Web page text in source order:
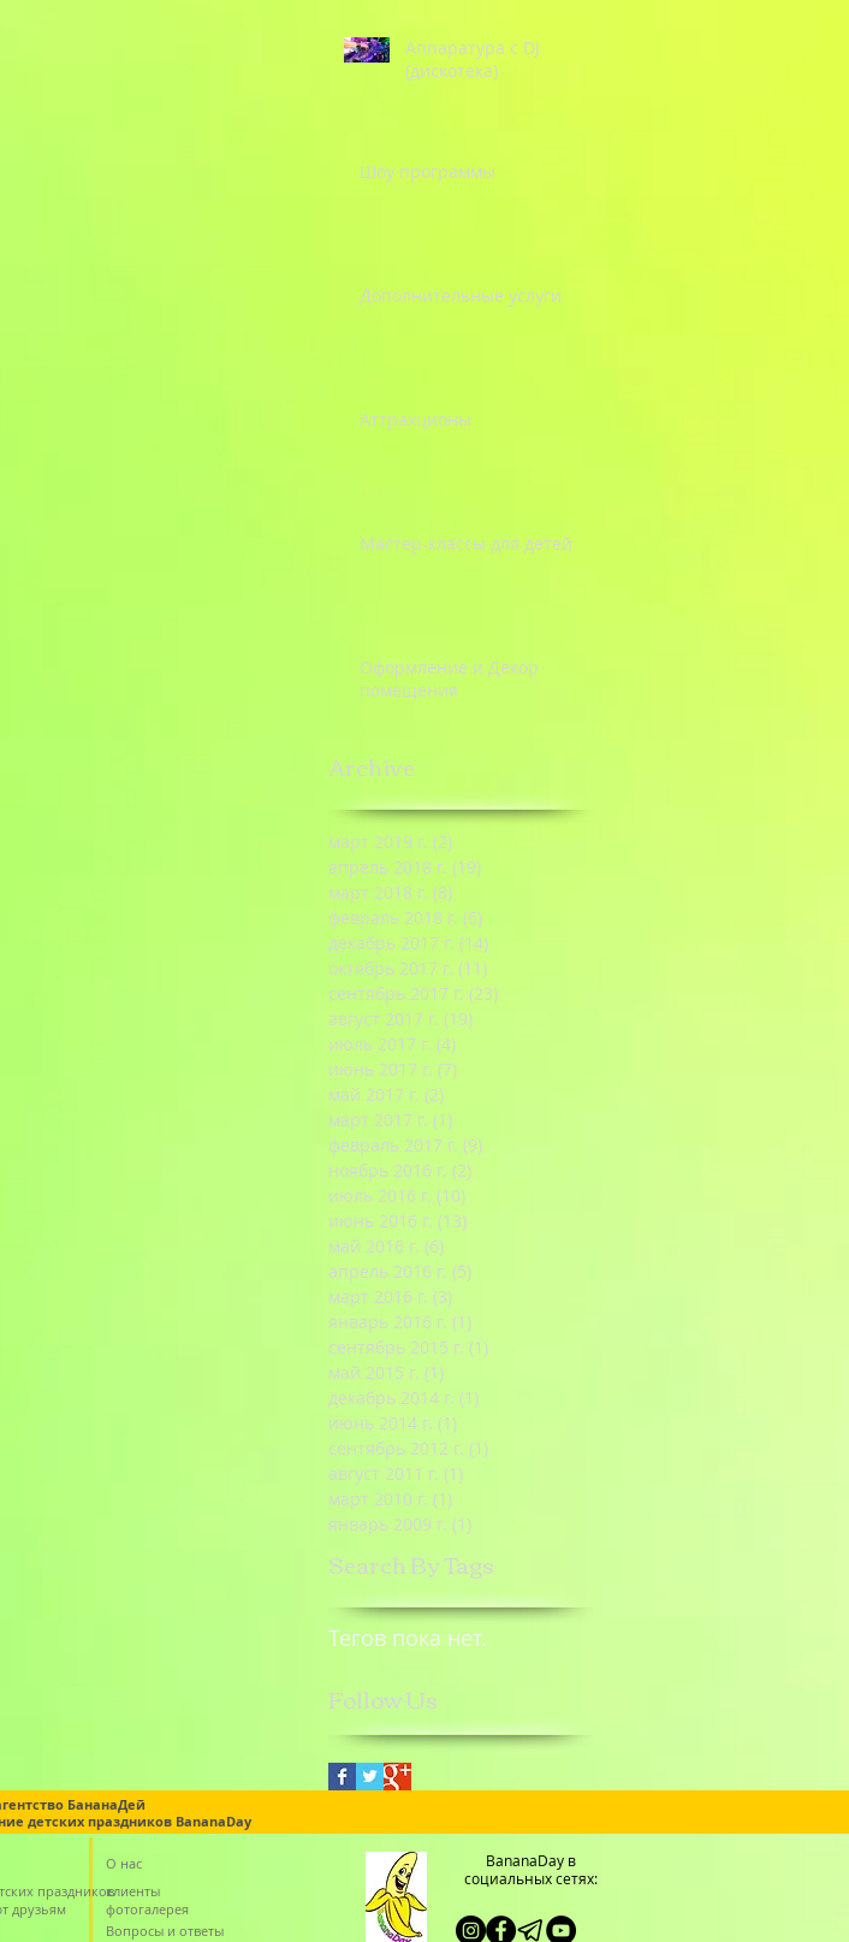
Аппаратура с DJ
(дискотека)
Шоу программы
Дополнительные услуги
Аттракционы
Мастер-классы для детей
Оформление и Декор
помещения
Archive
март 2019 г. (2)
апрель 2018 г. (19)
март 2018 г. (8)
февраль 2018 г. (6)
декабрь 2017 г. (14)
октябрь 2017 г. (11)
сентябрь 2017 г. (23)
август 2017 г. (19)
июль 2017 г. (4)
июнь 2017 г. (7)
май 2017 г. (2)
март 2017 г. (1)
февраль 2017 г. (9)
ноябрь 2016 г. (2)
июль 2016 г. (10)
июнь 2016 г. (13)
май 2016 г. (6)
апрель 2016 г. (5)
март 2016 г. (3)
январь 2016 г. (1)
сентябрь 2015 г. (1)
май 2015 г. (1)
декабрь 2014 г. (1)
июнь 2014 г. (1)
сентябрь 2012 г. (1)
август 2011 г. (1)
март 2010 г. (1)
январь 2009 г. (1)
Search By Tags
Тегов пока нет.
Follow Us
БананаДей
детских праздников BananaDay
О нас
праздниковклиенты
друзьям
фотогалерея
Вопросы и ответы
BananaDay в
социальных сетях: